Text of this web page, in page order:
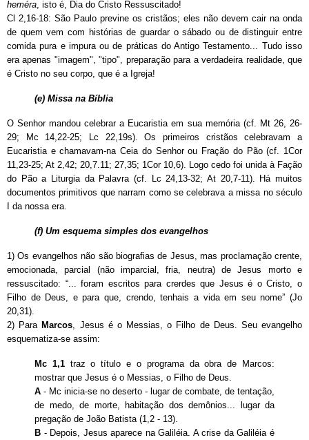
heméra, isto é, Dia do Cristo Ressuscitado!
Cl 2,16-18: São Paulo previne os cristãos; eles não devem cair na onda
de quem vem com histórias de guardar o sábado ou de distinguir entre
comida pura e impura ou de práticas do Antigo Testamento... Tudo isso
era apenas "imagem", "tipo", preparação para a verdadeira realidade, que
é Cristo no seu corpo, que é a Igreja!
(e) Missa na Bíblia
O Senhor mandou celebrar a Eucaristia em sua memória (cf. Mt 26, 26-
29; Mc 14,22-25; Lc 22,19s). Os primeiros cristãos celebravam a
Eucaristia e chamavam-na Ceia do Senhor ou Fração do Pão (cf. 1Cor
11,23-25; At 2,42; 20,7.11; 27,35; 1Cor 10,6). Logo cedo foi unida à Fação
do Pão a Liturgia da Palavra (cf. Lc 24,13-32; At 20,7-11). Há muitos
documentos primitivos que narram como se celebrava a missa no século
I da nossa era.
(f) Um esquema simples dos evangelhos
1 ) Os evangelhos não são biografias de Jesus, mas proclamação crente,
emocionada, parcial (não imparcial, fria, neutra) de Jesus morto e
ressuscitado: “... foram escritos para crerdes que Jesus é o Cristo, o
Filho de Deus, e para que, crendo, tenhais a vida em seu nome” (Jo
20,31).
2) Para Marcos , Jesus é o Messias, o Filho de Deus. Seu evangelho
esquematiza-se assim:
Mc 1,1 traz o título e o programa da obra de Marcos:
mostrar que Jesus é o Messias, o Filho de Deus.
A - Mc inicia-se no deserto - lugar de combate, de tentação,
de medo, de morte, habitação dos demônios... lugar da
pregação de João Batista (1,2 - 13).
B - Depois, Jesus aparece na Galiléia. A crise da Galiléia é